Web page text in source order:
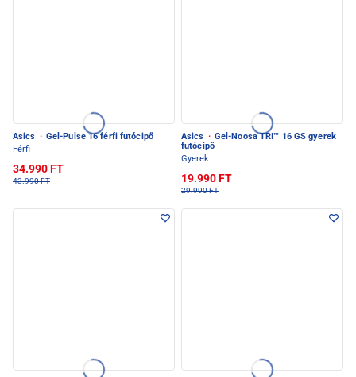
Asics · Gel-Pulse 16 férfi futócipő
Férfi
34.990 FT
43.990 FT
Asics · Gel-Noosa TRI™ 16 GS gyerek
futócipő
Gyerek
19.990 FT
29.990 FT